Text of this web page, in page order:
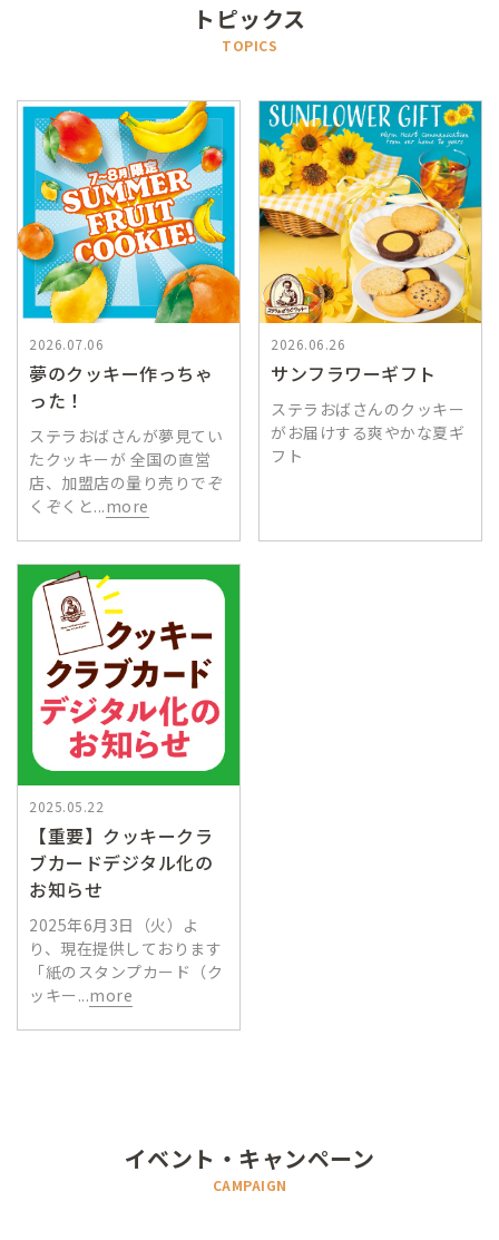
トピックス
TOPICS
2026.07.06
夢のクッキー作っちゃ
った！
ステラおばさんが夢見てい
たクッキーが 全国の直営
店、加盟店の量り売りでぞ
くぞくと...more
2026.06.26
サンフラワーギフト
ステラおばさんのクッキー
がお届けする爽やかな夏ギ
フト
2025.05.22
【重要】クッキークラ
ブカードデジタル化の
お知らせ
2025年6月3日（火）よ
り、現在提供しております
「紙のスタンプカード（ク
ッキー...more
イベント・キャンペーン
CAMPAIGN